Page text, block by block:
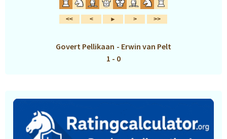
Govert Pellikaan - Erwin van Pelt
1 - 0